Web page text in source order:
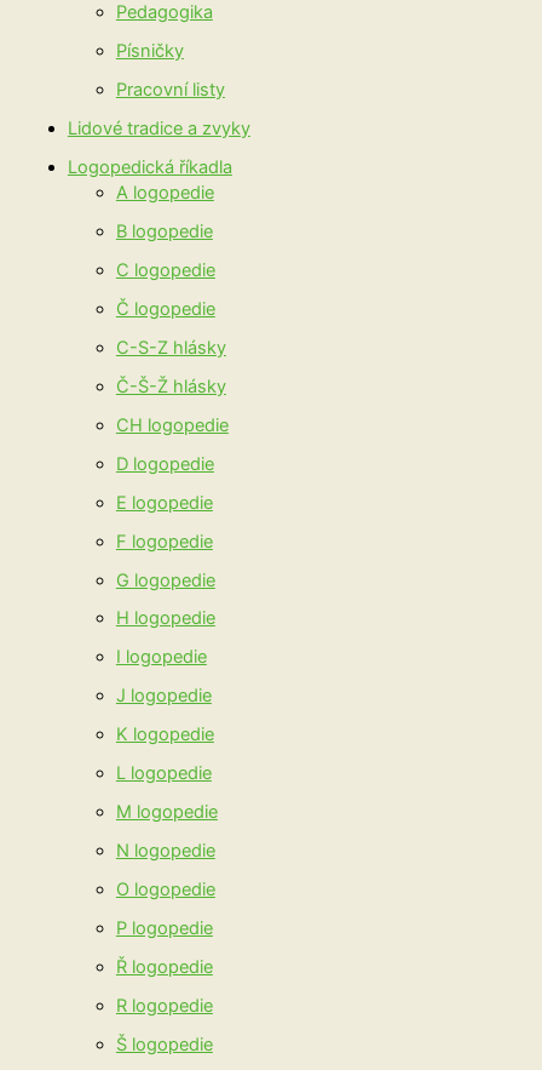
Pedagogika
Písničky
Pracovní listy
Lidové tradice a zvyky
Logopedická říkadla
A logopedie
B logopedie
C logopedie
Č logopedie
C-S-Z hlásky
Č-Š-Ž hlásky
CH logopedie
D logopedie
E logopedie
F logopedie
G logopedie
H logopedie
I logopedie
J logopedie
K logopedie
L logopedie
M logopedie
N logopedie
O logopedie
P logopedie
Ř logopedie
R logopedie
Š logopedie